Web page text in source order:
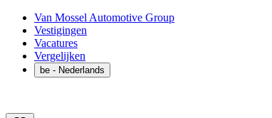
Van Mossel Automotive Group
Vestigingen
Vacatures
Vergelijken
be - Nederlands